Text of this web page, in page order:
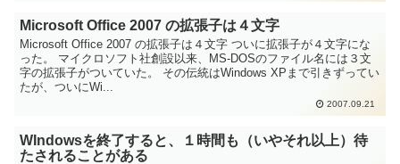
Microsoft Office 2007 の拡張子は４文字
Microsoft Office 2007 の拡張子は４文字 ついに拡張子が４文字にな
った。 マイクロソフト社創設以来、MS-DOSのファイル名には３文
字の拡張子がついていた。 その伝統はWindows XPまで引きずってい
たが、ついにWi...
2007.09.21
WIndowsを終了すると、１時間も（いやそれ以上）待
たされることがある